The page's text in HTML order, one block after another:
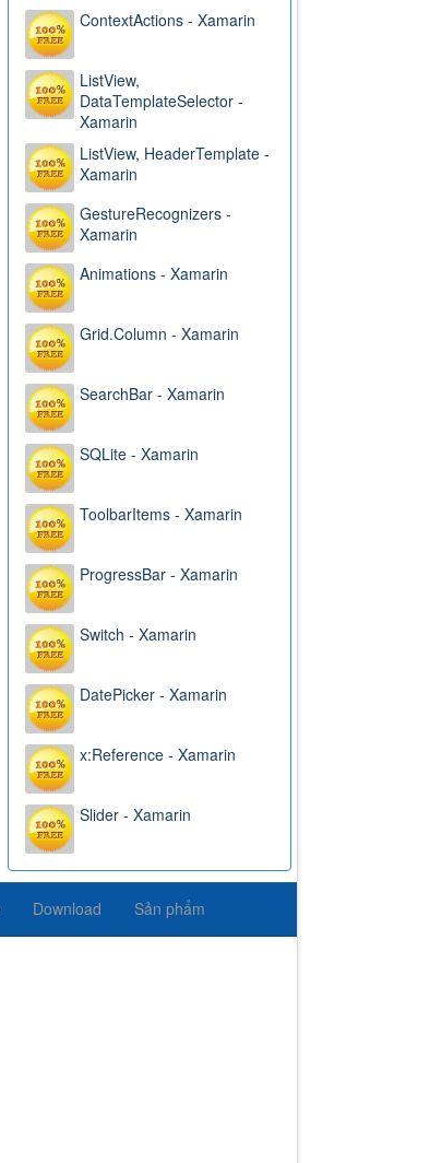
ContextActions - Xamarin
ListView,
DataTemplateSelector -
Xamarin
ListView, HeaderTemplate -
Xamarin
GestureRecognizers -
Xamarin
Animations - Xamarin
Grid.Column - Xamarin
SearchBar - Xamarin
SQLite - Xamarin
ToolbarItems - Xamarin
ProgressBar - Xamarin
Switch - Xamarin
DatePicker - Xamarin
x:Reference - Xamarin
Slider - Xamarin
Download Sản phẩm